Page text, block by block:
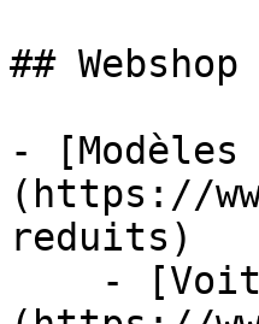
##
-
(https://
reduits)